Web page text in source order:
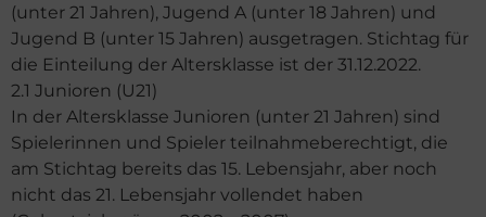
(unter 21 Jahren), Jugend A (unter 18 Jahren) und
Jugend B (unter 15 Jahren) ausgetragen. Stichtag für
die Einteilung der Altersklasse ist der 31.12.2022.
2.1 Junioren (U21)
In der Altersklasse Junioren (unter 21 Jahren) sind
Spielerinnen und Spieler teilnahmeberechtigt, die
am Stichtag bereits das 15. Lebensjahr, aber noch
nicht das 21. Lebensjahr vollendet haben